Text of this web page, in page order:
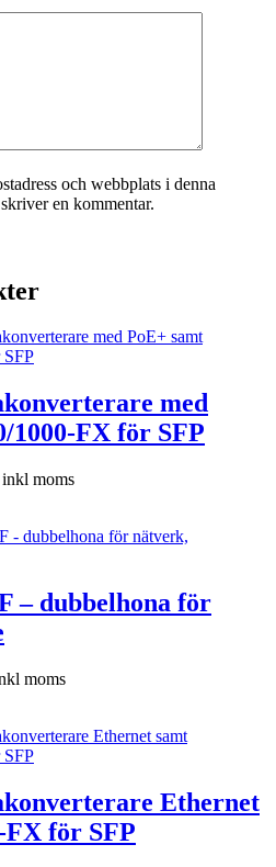
och webbplats i denna
en kommentar.
med
1000-FX för SFP
moms
– dubbelhona för
moms
Ethernet
FX för SFP